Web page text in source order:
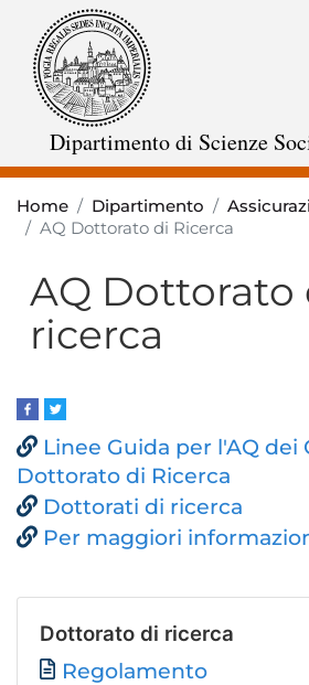
Dipartimento di Scienze
Home Dipartimento
AQ Dottorato di Ricerca
AQ Dottorato
ricerca
Linee Guida per l'AQ dei
Dottorato di Ricerca
Dottorati di ricerca
Per maggiori
Dottorato di ricerca
FileRegolamento